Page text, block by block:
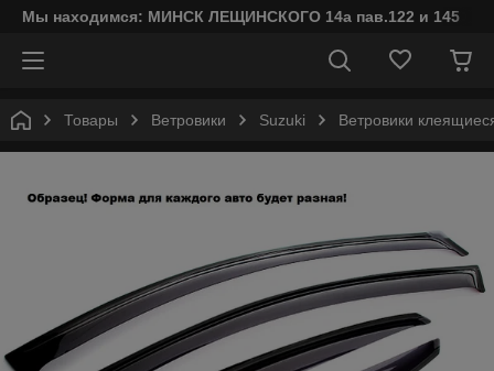
Мы находимся: МИНСК ЛЕЩИНСКОГО 14а пав.122 и 145
Товары Ветровики Suzuki Ветровики